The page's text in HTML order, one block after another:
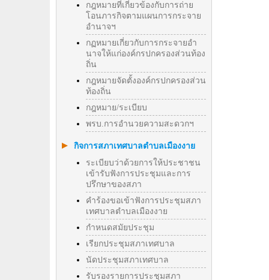
กฎหมายที่เกี่ยวข้องกับการถ่าย
โอนภารกิจตามแผนการกระจาย
อำนาจฯ
กฏหมายเกี่ยวกับการกระจายอำ
นาจให้แก่องค์กรปกครองส่วนท้อง
ถิ่น
กฎหมายจัดตั้งองค์กรปกครองส่วน
ท้องถิ่น
กฎหมาย/ระเบียบ
พรบ.การอำนวยความสะดวกฯ
กิจการสภาเทศบาลตำบลเมืองงาย
ระเบียบว่าด้วยการให้ประชาชน
เข้ารับฟังการประชุมและการ
ปรึกษาของสภา
คำร้องขอเข้าฟังการประชุมสภา
เทศบาลตำบลเมืองงาย
กำหนดสมัยประชุม
เรียกประชุมสภาเทศบาล
นัดประชุมสภาเทศบาล
รับรองรายการประชุมสภา